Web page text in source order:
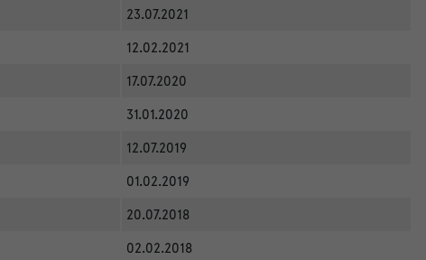
23.07.2021
12.02.2021
17.07.2020
31.01.2020
12.07.2019
01.02.2019
20.07.2018
02.02.2018